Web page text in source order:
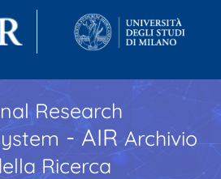
Research
- AIR Archivio
Ricerca